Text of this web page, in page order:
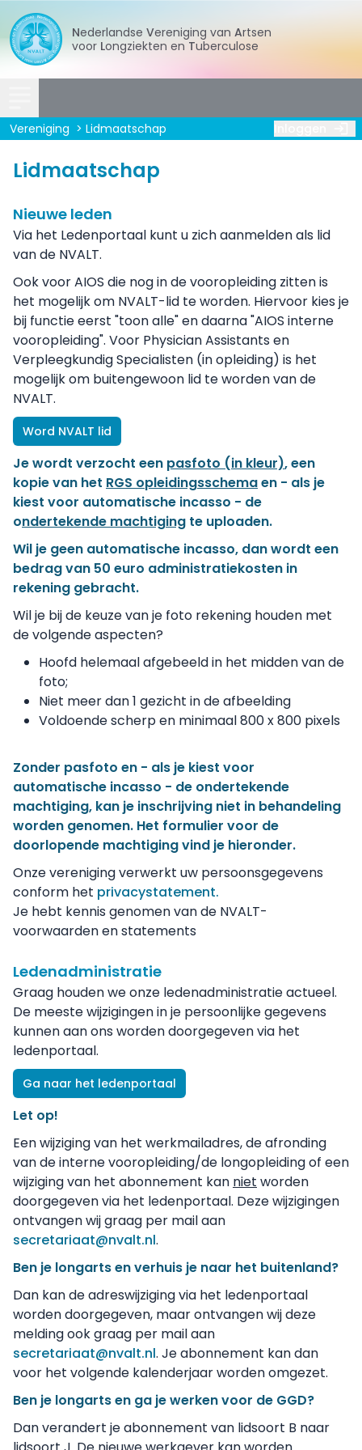
Nederlandse Vereniging van
Artsen
voor Longziekten en Tuberculose
Vereniging Lidmaatschap
Lidmaatschap
Nieuwe leden
Via het Ledenportaal kunt u zich aanmelden als lid
van de NVALT.
Ook voor AIOS die nog in de vooropleiding zitten is
het mogelijk om NVALT-lid te worden. Hiervoor kies je
bij functie eerst "toon alle" en daarna "AIOS interne
vooropleiding". Voor Physician Assistants en
Verpleegkundig Specialisten (in opleiding) is het
mogelijk om buitengewoon lid te worden van de
NVALT.
Word NVALT lid
Je wordt verzocht een pasfoto (in kleur), een
kopie van het RGS opleidingsschemaen - als je
kiest voor automatische incasso - de
ondertekende machtiging te uploaden.
Wil je geen automatische incasso, dan wordt een
bedrag van 50 euro administratiekosten in
rekening gebracht.
Wil je bij de keuze van je foto rekening houden met
de volgende aspecten?
Hoofd helemaal afgebeeld in het midden van de
foto;
Niet meer dan 1 gezicht in de afbeelding
Voldoende scherp en minimaal 800 x 800 pixels
Zonder pasfoto en - als je kiest voor
automatische incasso - de ondertekende
machtiging, kan je inschrijving niet in behandeling
worden genomen. Het formulier voor de
doorlopende machtiging vind je hieronder.
Onze vereniging verwerkt uw persoonsgegevens
conform het privacystatement.
Je hebt kennis genomen van de NVALT-
voorwaarden en statements
Ledenadministratie
Graag houden we onze ledenadministratie actueel.
De meeste wijzigingen in je persoonlijke gegevens
kunnen aan ons worden doorgegeven via het
ledenportaal.
Ga naar het ledenportaal
Let op!
Een wijziging van het werkmailadres, de afronding
van de interne vooropleiding/de longopleiding of een
wijziging van het abonnement kan niet worden
doorgegeven via het ledenportaal. Deze wijzigingen
ontvangen wij graag per mail aan
secretariaat@nvalt.nl.
Ben je longarts en verhuis je naar het buitenland?
Dan kan de adreswijziging via het ledenportaal
worden doorgegeven, maar ontvangen wij deze
melding ook graag per mail aan
secretariaat@nvalt.nl. Je abonnement kan dan
voor het volgende kalenderjaar worden omgezet.
Ben je longarts en ga je werken voor de GGD?
Dan verandert je abonnement van lidsoort B naar